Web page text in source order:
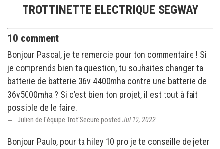
TROTTINETTE ELECTRIQUE SEGWAY
10 comment
Bonjour Pascal, je te remercie pour ton commentaire ! Si
je comprends bien ta question, tu souhaites changer ta
batterie de batterie 36v 4400mha contre une batterie de
36v5000mha ? Si c’est bien ton projet, il est tout à fait
possible de le faire.
Julien de l'équipe Trot'Secure posted Jul 12, 2022
Bonjour Paulo, pour ta hiley 10 pro je te conseille de jeter